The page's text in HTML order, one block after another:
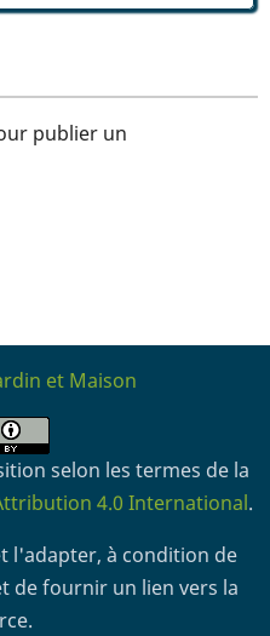
publier un
et Maison
selon les termes de la
4.0 International.
l'adapter, à condition de
de fournir un lien vers la